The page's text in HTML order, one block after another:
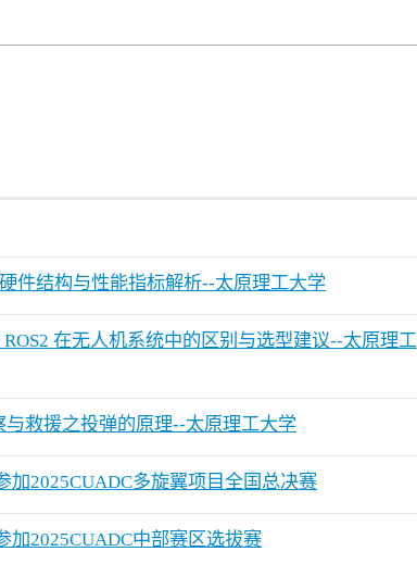
件结构与性能指标解析--太原理工大学
ROS2 在无人机系统中的区别与选型建议--太原理工
与救援之投弹的原理--太原理工大学
加2025CUADC多旋翼项目全国总决赛
2025CUADC中部赛区选拔赛